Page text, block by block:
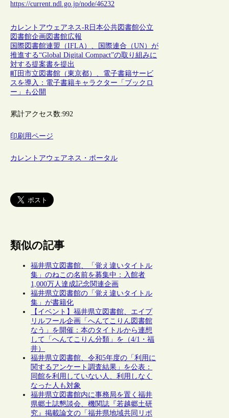
https://current.ndl.go.jp/node/46232
カレントアウェアネス-R 日本公共図書館公立
図書館企画 図書館広報
国際図書館連盟（IFLA）、国際連合（UN）が
推進する“Global Digital Compact”の取り組みに
対する提案書を提出
町田市立図書館（東京都）、電子書籍サービ
スを導入：電子書籍キャラクター「ブックロ
ー」も公開
累計アクセス数:992
印刷用ページ
カレントアウェアネス・ポータル
類似の記事
福井県立図書館、「覚え違いタイトル
集」のねこの名前を募集中：入館者
1,000万人達成記念関連企画
福井県立図書館の「覚え違いタイトル
集」が書籍化
【イベント】福井県立図書館、エイプ
リルフール企画「へんてこりん図書館
なう」を開催：本のタイトルから連想
して「へんてこりん分類」を（4/1・福
井）
福井県立図書館、令和5年度の「利用に
関するアンケート調査結果」を公表：
同館を利用していない人、利用しなく
なった人も対象
福井県立図書館内に事務局を置く福井
県郷土誌懇談会、機関誌『若越郷土研
究』掲載論文の「福井県地域共同リポ